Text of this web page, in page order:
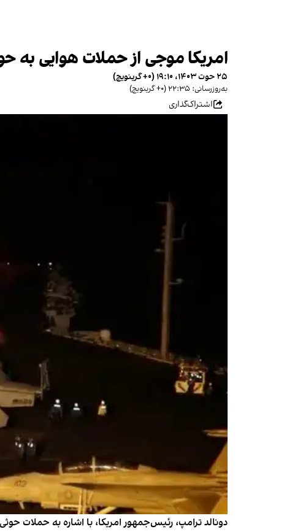
امریکا موجی از حملات هوایی به
۲۵ حوت ۱۴۰۳، ۱۹:۱۰ (‎+۰ گرینویچ)
به‌روزرسانی: ۲۲:۳۵ (‎+۰ گرینویچ)
اشتراک‌گذاری
دونالد ترامپ، رئیس‌جمهور امریکا، با اشاره به حملات